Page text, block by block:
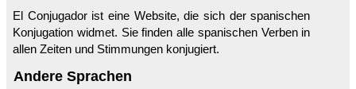
El Conjugador ist eine Website, die sich der spanischen
Konjugation widmet. Sie finden alle spanischen Verben in
allen Zeiten und Stimmungen konjugiert.
Andere Sprachen